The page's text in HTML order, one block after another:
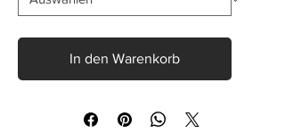
In den Warenkorb